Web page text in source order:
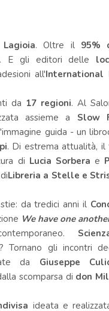
. Oltre il 95%
E gli editori delle
all'International
da 17 regioni. Al
assieme a Slow
guida - unlibro
. Di estrema attualità, il
di Lucia Sorbera e
Libreria a Stelle e
da tredici anni il
We have one
Tornano gli incontri
da Giuseppe
scomparsa di don
ideata e